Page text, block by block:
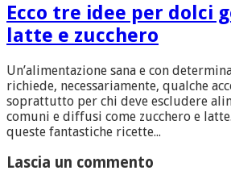
Ecco tre idee per dolci
latte e zucchero
Un’alimentazione sana e con
richiede, necessariamente, qualche
soprattutto per chi deve escludere
comuni e diffusi come zucchero e
queste fantastiche ricette...
Lascia un commento